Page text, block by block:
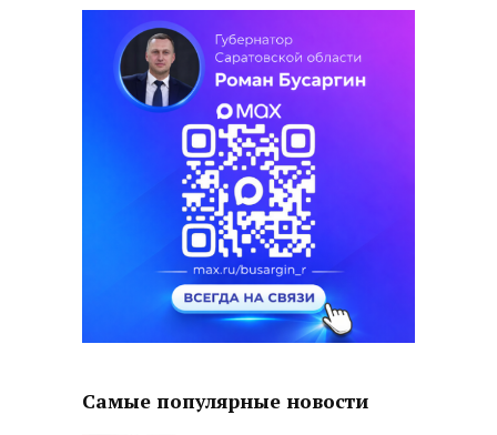
Самые популярные новости